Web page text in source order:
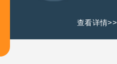
查看详情>>